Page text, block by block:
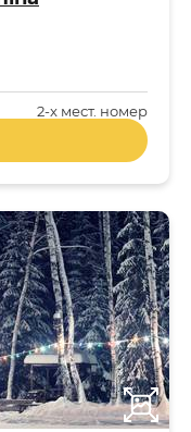
2-x мест. номер